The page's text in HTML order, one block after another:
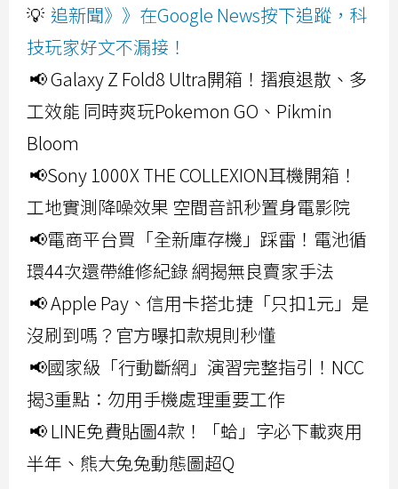
💡 追新聞》》在Google News按下追蹤，科
技玩家好文不漏接！
📢 Galaxy Z Fold8 Ultra開箱！摺痕退散、多
工效能 同時爽玩Pokemon GO、Pikmin
Bloom
📢Sony 1000X THE COLLEXION耳機開箱！
工地實測降噪效果 空間音訊秒置身電影院
📢電商平台買「全新庫存機」踩雷！電池循
環44次還帶維修紀錄 網揭無良賣家手法
📢 Apple Pay、信用卡搭北捷「只扣1元」是
沒刷到嗎？官方曝扣款規則秒懂
📢國家級「行動斷網」演習完整指引！NCC
揭3重點：勿用手機處理重要工作
📢 LINE免費貼圖4款！「蛤」字必下載爽用
半年、熊大兔兔動態圖超Q